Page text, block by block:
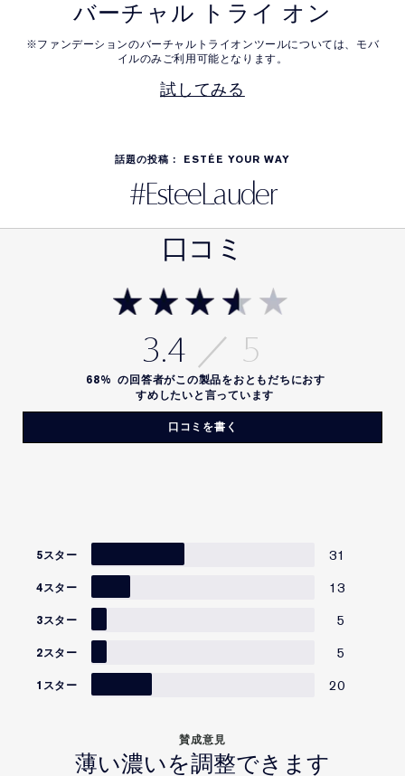
バーチャル トライ オン
※ファンデーションのバーチャルトライオンツールについては、 モバ
イルのみご利用可能となります。
試してみる
話題の投稿： ESTÉE YOUR WAY
#EsteeLauder
口コミ
3.4
口コミを書く
68% の回答者がこの製品をおともだちにおす
すめしたいと言っています
5スター 31
4スター 13
3スター 5
2スター 5
1スター 20
賛成意見
薄い濃いを調整できます